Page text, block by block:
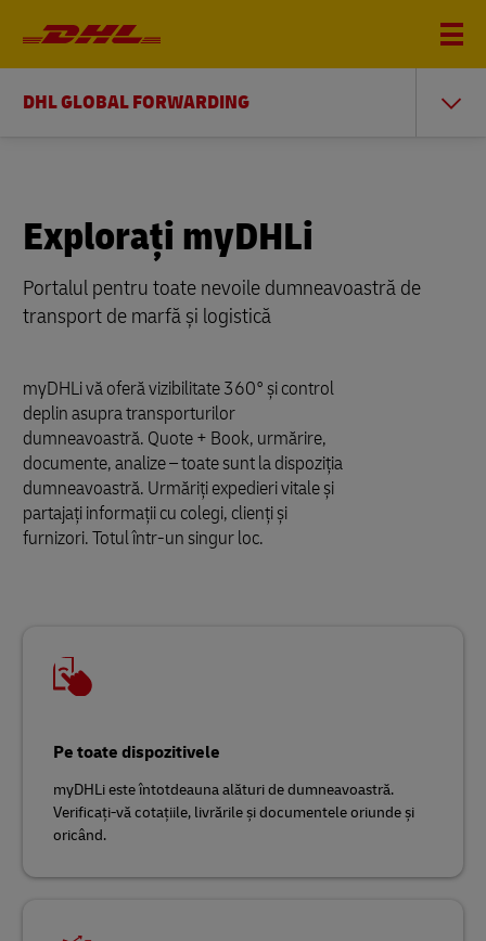
DHL GLOBAL FORWARDING
Explorați myDHLi
Portalul pentru toate nevoile dumneavoastră de
transport de marfă și logistică
myDHLi vă oferă vizibilitate 360° și control
deplin asupra transporturilor
dumneavoastră. Quote + Book, urmărire,
documente, analize – toate sunt la dispoziția
dumneavoastră. Urmăriți expedieri vitale și
partajați informații cu colegi, clienți și
furnizori. Totul într-un singur loc.
Pe toate dispozitivele
myDHLi este întotdeauna alături de dumneavoastră.
Verificați-vă cotațiile, livrările și documentele oriunde și
oricând.